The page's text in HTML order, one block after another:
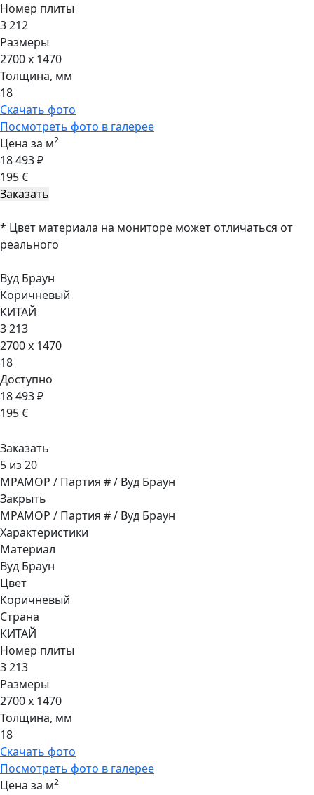
Номер плиты
3 212
Размеры
2700 x 1470
Толщина, мм
18
Скачать фото
Посмотреть фото в галерее
Цена за м2
18 493 ₽
195 €
* Цвет материала на мониторе может отличаться от
реального
Вуд Браун
Коричневый
КИТАЙ
3 213
2700 x 1470
18
Доступно
18 493 ₽
195 €
Заказать
5 из 20
МРАМОР / Партия # / Вуд Браун
Закрыть
МРАМОР / Партия # / Вуд Браун
Характеристики
Материал
Вуд Браун
Цвет
Коричневый
Страна
КИТАЙ
Номер плиты
3 213
Размеры
2700 x 1470
Толщина, мм
18
Скачать фото
Посмотреть фото в галерее
Цена за м2